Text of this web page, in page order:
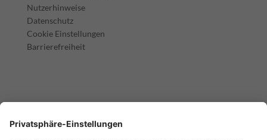
Nutzerhinweise
Datenschutz
Cookie Einstellungen
Barrierefreiheit